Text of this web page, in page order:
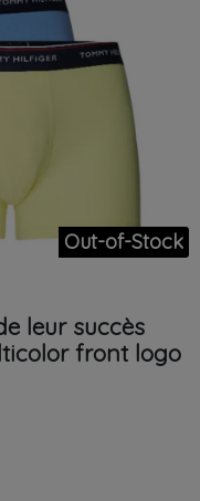
Out-of-Stock
leur succès
front logo